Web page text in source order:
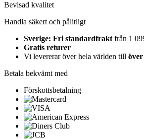
Bevisad kvalitet
Handla säkert och pålitligt
Sverige: Fri standardfrakt från 1
Gratis returer
Vi levererar över hela världen till
Betala bekvämt med
Förskottsbetalning